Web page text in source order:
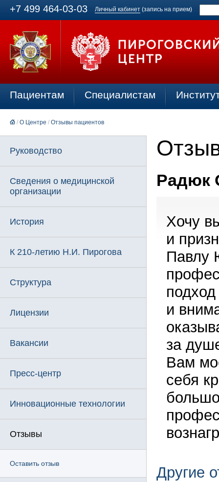
+7 499 464-03-03 Личный кабинет (запись на прием)
Пациентам Специалистам
/ О Центре / Отзывы пациентов
Руководство
Сведения о медицинской
организации
История
К 210-летию Н.И. Пирогова
Структура
Лицензии
Вакансии
Пресс-центр
Инновационные технологии
Отзывы
Оставить отзыв
Радюк
Хочу
и
Павлу
и
за
Вам
себя
Другие